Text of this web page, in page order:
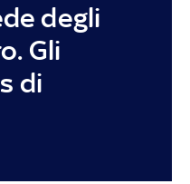
degli
Gli
di